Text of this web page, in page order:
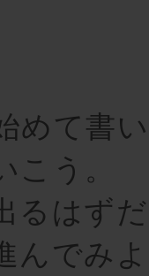
めて書
う。
るはず
んでみ